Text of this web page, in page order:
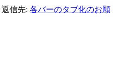
返信先: 各バーのタブ化のお願